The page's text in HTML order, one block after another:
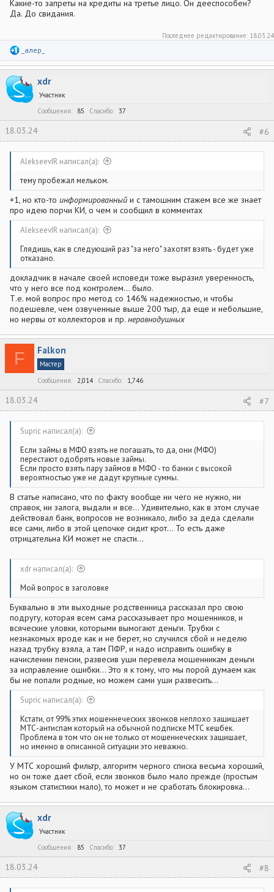
Какие-то запреты на кредиты на третье лицо. Он дееспособен?
Да. До свидания.
Последнее редактирование: 18.03.24
а
к
ц
и
и
_алер_
xdr
Участник
Сообщения
85 Спасибо 37
18.03.24 #6
AlekseevIR написал(а):
тему пробежал мельком.
+1, но кто-то информированный и с тамошним стажем все же знает
про идею порчи КИ, о чем и сообщил в комментах
AlekseevIR написал(а):
Глядишь, как в следующий раз "за него" захотят взять - будет уже
отказано.
докладчик в начале своей исповеди тоже выразил уверенность,
что у него все под контролем... было.
Т.е. мой вопрос про метод со 146% надежностью, и чтобы
подешевле, чем озвученные выше 200 тыр, да еще и небольшие,
но нервы от коллекторов и пр. неравнодушных
F Falkon
Мастер
Сообщения
2,014 Спасибо 1,746
18.03.24 #7
Supric написал(а):
Если займы в МФО взять не погашать, то да, они (МФО)
перестают одобрять новые займы.
Если просто взять пару займов в МФО - то банки с высокой
вероятностью уже не дадут крупные суммы.
В статье написано, что по факту вообще ни чего не нужно, ни
справок, ни залога, выдали и все... Удивительно, как в этом случае
действовал банк, вопросов не возникало, либо за деда сделали
все сами, либо в этой цепочке сидит крот... То есть даже
отрицательна КИ может не спасти...
xdr написал(а):
Мой вопрос в заголовке
Буквально в эти выходные родственница рассказал про свою
подругу, которая всем сама рассказывает про мошенников, и
всяческие уловки, которыми вымогают деньги. Трубки с
незнакомых вроде как и не берет, но случился сбой и неделю
назад трубку взяла, а там ПФР, и надо исправить ошибку в
начислении пенсии, развесив уши перевела мошенникам деньги
за исправление ошибки... Это я к тому, что мы порой думаем как
бы не попали родные, но можем сами уши развесить...
Supric написал(а):
Кстати, от 99% этих мошеннеческих звонков неплохо защищает
МТС-антиспам который на обычной подписке МТС кешбек.
Проблема в том что он не только от мошеннеческих защишает,
но именно в описанной ситуации это неважно.
У МТС хороший фильтр, алгоритм черного списка весьма хороший,
но он тоже дает сбой, если звонков было мало прежде (простым
языком статистики мало), то может и не сработать блокировка...
xdr
Участник
Сообщения
85 Спасибо 37
18.03.24 #8